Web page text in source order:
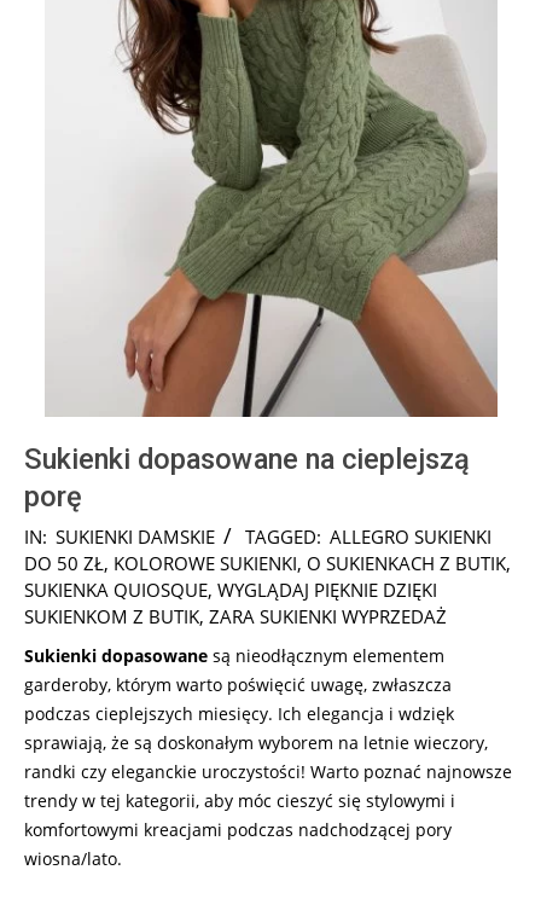
Sukienki dopasowane na cieplejszą
porę
2024-
10-
09
IN: SUKIENKI DAMSKIE TAGGED: ALLEGRO SUKIENKI
DO 50 ZŁ, KOLOROWE SUKIENKI, O SUKIENKACH Z BUTIK,
SUKIENKA QUIOSQUE, WYGLĄDAJ PIĘKNIE DZIĘKI
SUKIENKOM Z BUTIK, ZARA SUKIENKI WYPRZEDAŻ
Sukienki dopasowane są nieodłącznym elementem
garderoby, którym warto poświęcić uwagę, zwłaszcza
podczas cieplejszych miesięcy. Ich elegancja i wdzięk
sprawiają, że są doskonałym wyborem na letnie wieczory,
randki czy eleganckie uroczystości! Warto poznać najnowsze
trendy w tej kategorii, aby móc cieszyć się stylowymi i
komfortowymi kreacjami podczas nadchodzącej pory
wiosna/lato.